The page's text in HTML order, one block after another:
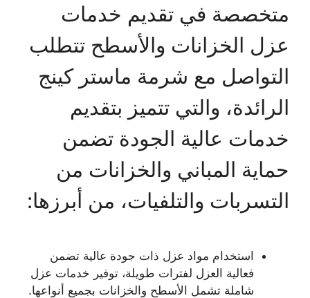
متخصصة في تقديم خدمات
عزل الخزانات والأسطح تتطلب
التواصل مع شرمة ماستر كينج
الرائدة، والتي تتميز بتقديم
خدمات عالية الجودة تضمن
حماية المباني والخزانات من
التسربات والتلفيات، من أبرزها:
استخدام مواد عزل ذات جودة عالية تضمن
فعالية العزل لفترات طويلة، توفير خدمات عزل
شاملة تشمل الأسطح والخزانات بجميع أنواعها.